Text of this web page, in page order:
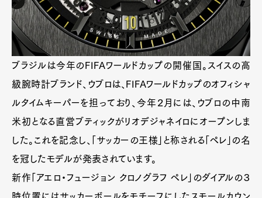
ブラジルは今年のFIFAワールドカップの開催国。スイスの高
級腕時計ブランド、ウブロは、FIFAワールドカップのオフィシャ
ルタイムキーパーを担っており、今年２月には、ウブロの中南
米初となる直営ブティックがリオデジャネイロにオープンしま
した。これを記念し、「サッカーの王様」と称される「ペレ」の名
を冠したモデルが発表されています。
新作「アエロ・フュージョン クロノグラフ ペレ」のダイアルの３